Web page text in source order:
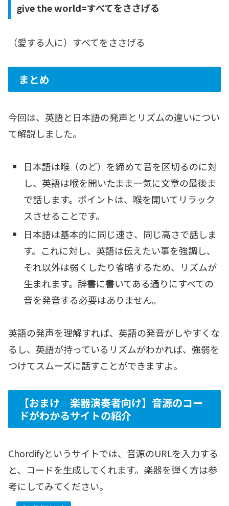
give the world=すべてをささげる
（愛する人に）すべてをささげる
まとめ
今回は、英語と日本語の発声とリズムの違いについ
て解説しました。
日本語は喉（のど）を締めて音を区切るのに対
し、英語は喉を開いたまま一気に文章の最後ま
で話します。ポイントは、喉を開いてリラック
スさせることです。
日本語は基本的に同じ速さ、同じ高さで話しま
す。これに対し、英語は伝えたい事を強調し、
それ以外は弱くしたり省略するため、リズムが
生まれます。辞書に書いてある通りにすべての
音を発音する必要はありません。
英語の発声を理解すれば、英語の発音がしやすくな
るし、英語が持っているリズムがわかれば、強弱を
つけてスムーズに話すことができますよ。
【おまけ 楽器演奏者向け】音源のコー
ドがわかるサイトの紹介
Chordifyというサイトでは、音源のURLを入力する
と、コードを生成してくれます。楽器を弾く方は参
考にしてみてください。